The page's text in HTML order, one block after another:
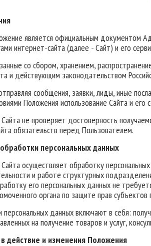
является официальным документом
интернет-сайта (далее - Сайт) и его
со сбором, хранением,
и действующим законодательством
сообщения, заявки, лиды, иные
Положения использование Сайта и
не проверяет достоверность
обязательств перед Пользователем.
персональных данных
осуществляет обработку
и работе структурных
его персональных данных не
органа по защите прав субъектов
персональных данных включают в себя:
на получение товаров и услуг,
действие и изменения Положения